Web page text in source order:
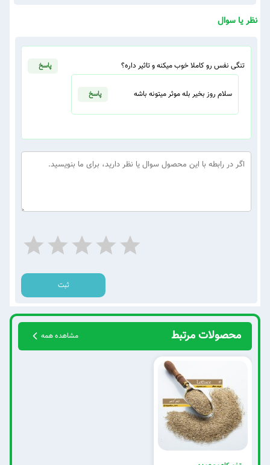
نظر یا سوال
تنگی نفس رو کاملا خوب میکنه و تاثیر داره؟
سلام روز بخیر بله موثر میتونه باشه پاسخ
پاسخ
ثبت
محصولات مرتبط مشاهده همه